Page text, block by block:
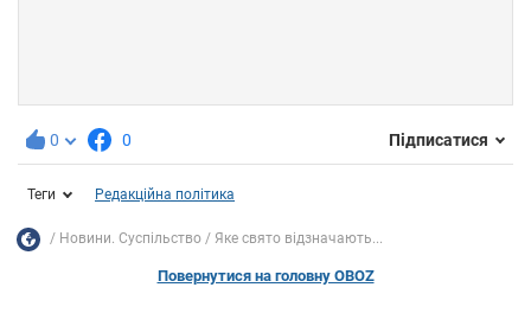
0 0 Підписатися
Теги Редакційна політика
Новини. Суспільство Яке свято відзначають...
Повернутися на головну OBOZ